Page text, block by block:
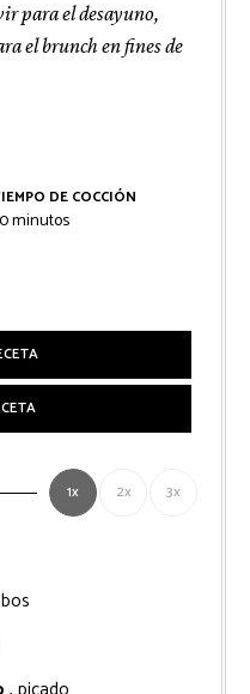
para el desayuno,
el brunch en fines de
DE COCCIÓN
minutos
minutos
1x 2x 3x